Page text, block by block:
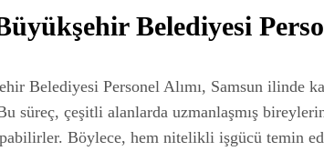
Belediyesi
Belediyesi Personel Alımı, Samsun ilinde
süreç, çeşitli alanlarda uzmanlaşmış
Böylece, hem nitelikli işgücü temin